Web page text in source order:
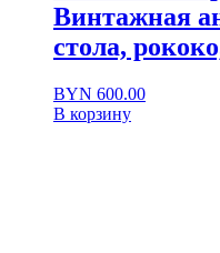
Винтажная
стола,
BYN 600.00
В корзину